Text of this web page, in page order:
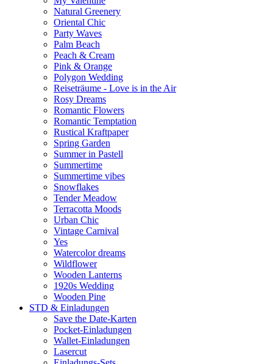
Natural Greenery
Oriental Chic
Party Waves
Palm Beach
Peach & Cream
Pink & Orange
Polygon Wedding
Reiseträume - Love is in the Air
Rosy Dreams
Romantic Flowers
Romantic Temptation
Rustical Kraftpaper
Spring Garden
Summer in Pastell
Summertime
Summertime vibes
Snowflakes
Tender Meadow
Terracotta Moods
Urban Chic
Vintage Carnival
Yes
Watercolor dreams
Wildflower
Wooden Lanterns
1920s Wedding
Wooden Pine
STD & Einladungen
Save the Date-Karten
Pocket-Einladungen
Wallet-Einladungen
Lasercut